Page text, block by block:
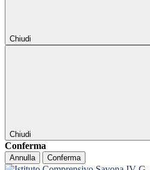
Chiudi
Chiudi
Conferma
Annulla Conferma